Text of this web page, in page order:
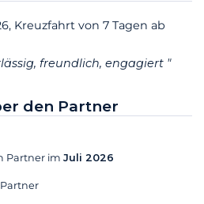
Kreuzfahrt von 7 Tagen ab
freundlich, engagiert "
den Partner
Partner im Juli 2026